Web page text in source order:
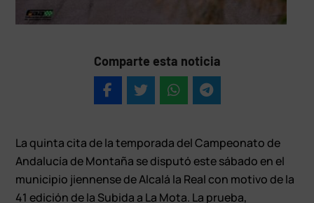
Comparte esta noticia
La quinta cita de la temporada del Campeonato de
Andalucía de Montaña se disputó este sábado en el
municipio jiennense de Alcalá la Real con motivo de la
41 edición de la Subida a La Mota. La prueba,